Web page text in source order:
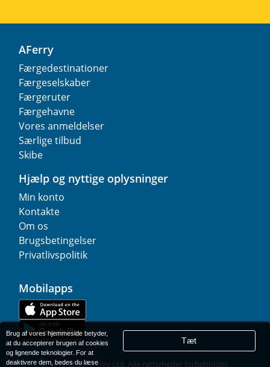
AFerry
Færgedestinationer
Færgeselskaber
Færgeruter
Færgehavne
Vores anmeldelser
Særlige tilbud
Skibe
Hjælp og nyttige oplysninger
Min konto
Kontakte
Om os
Brugsbetingelser
Privatlivspolitik
Mobilapps
© 1977-2026AFerry Ltd. Alle rettigheder forbeholdes.
Brug af vores hjemmeside betyder,
at du accepterer brugen af cookies
og lignende teknologier. For at
deaktivere dem, bedes du læse
Tæt